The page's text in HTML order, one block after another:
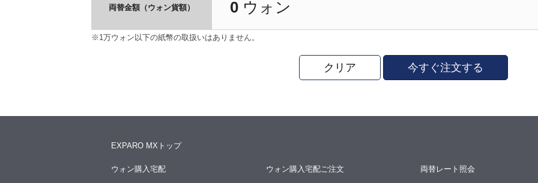
両替金額（ウォン貨額） 0 ウォン
※1万ウォン以下の紙幣の取扱いはありません。
クリア 今すぐ注文する
EXPARO MXトップ
ウォン購入宅配 ウォン購入宅配ご注文 両替レート照会